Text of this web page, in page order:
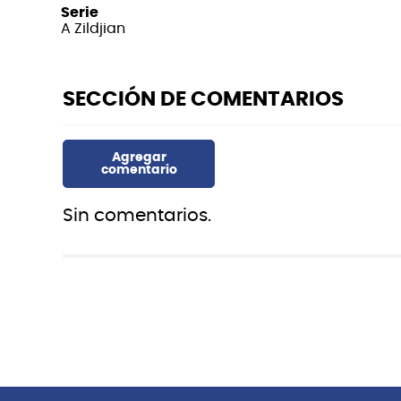
Serie
A Zildjian
Sin comentarios.